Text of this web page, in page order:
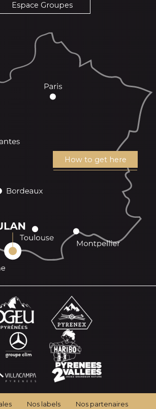
Espace Groupes
How to get here
Nos labels Nos partenaires